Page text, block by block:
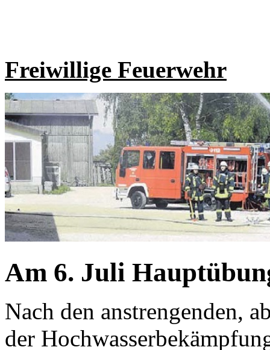
Freiwillige Feuerwehr
Am 6. Juli
Nach den anstrengenden,
der